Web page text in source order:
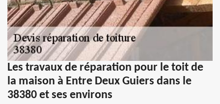
Les travaux de réparation pour le toit de
la maison à Entre Deux Guiers dans le
38380 et ses environs